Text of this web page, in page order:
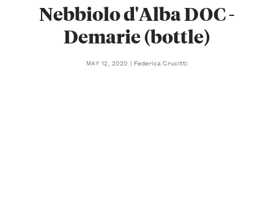
Nebbiolo d'Alba DOC -
Demarie (bottle)
MAY 12, 2020 Federica Crucitti